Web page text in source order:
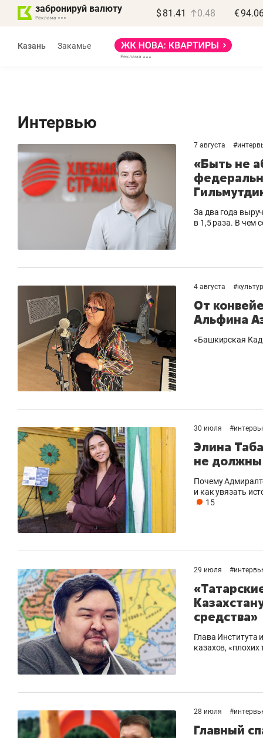
забронируй валюту $ 81.41 0.48 €
Казань Закамье
Интервью
7 августа #
«Быть не
За два года
в 1,5 раза. В чем
4 августа #
От
Альфина
«Башкирская
30 июля #
Элина
не должны
Почему
и как увязать
15
29 июля #
средства»
Глава Института
казахов, «плохих
28 июля #
Главный
Василь Мазитов
«Не зная местных
правил, бизнес может
потерять минимум
полгода»
чем интересен Оман?
Рекомендуем
Как ГК «МИР ГРУПП» и ВТБ
создают оазис жилого
комфорта под Казанью
Рекомендуем
150 камер
ID вместо